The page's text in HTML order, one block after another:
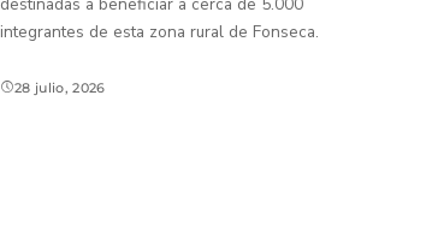
integrantes de esta zona rural de Fonseca.
28 julio, 2026